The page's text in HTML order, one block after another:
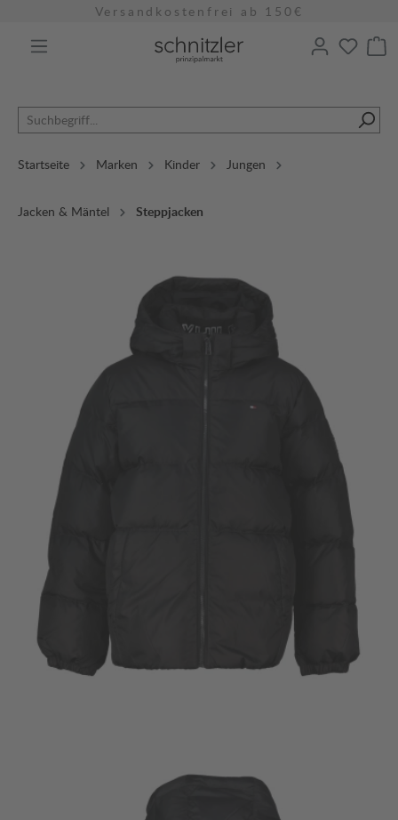
Versandkostenfrei ab 150€
Startseite Marken Kinder Jungen
Jacken & Mäntel Steppjacken